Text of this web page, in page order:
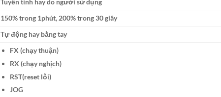
Tuyến tính hay do người sử dụng
150% trong 1phút, 200% trong 30 giây
Tự động hay bằng tay
FX (chạy thuận)
RX (chạy nghịch)
RST(reset lỗi)
JOG